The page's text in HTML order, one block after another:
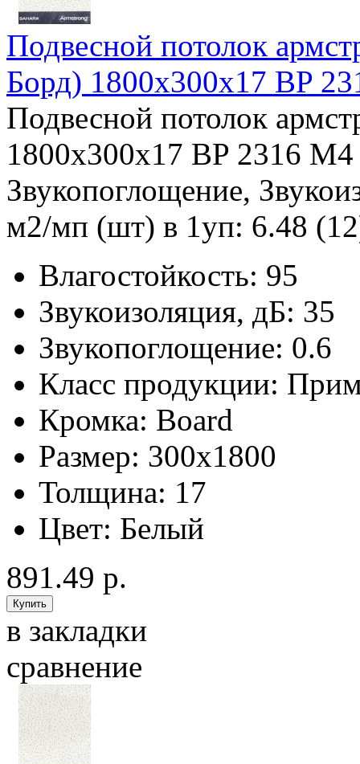
Подвесной потолок
Борд) 1800x300x17 BP
Подвесной потолок
1800x300x17 BP 2316 M4
Звукопоглощение,
м2/мп (шт) в 1уп: 6.48
Влагостойкость: 95
Звукоизоляция, дБ: 35
Звукопоглощение: 0.6
Класс продукции:
Кромка: Board
Размер: 300x1800
Толщина: 17
Цвет: Белый
891.49 р.
в закладки
сравнение